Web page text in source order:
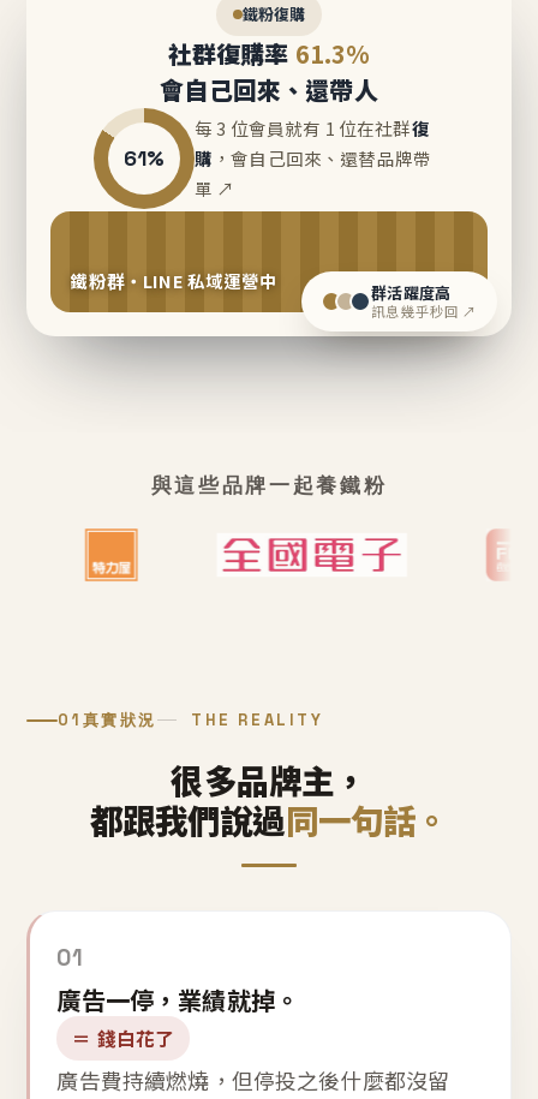
鐵粉復購
社群復購率 61.3%
會自己回來、還帶人
61%
每 3 位會員就有 1 位在社群復
購 ，會自己回來、還替品牌帶
單 ↗
鐵粉群・LINE 私域運營中 群活躍度高
訊息幾乎秒回 ↗
與這些品牌一起養鐵粉
01 真實狀況 THE REALITY
很多品牌主，
都跟我們說過同一句話。
01
廣告一停，業績就掉。
＝ 錢白花了
廣告費持續燃燒，但停投之後什麼都沒留